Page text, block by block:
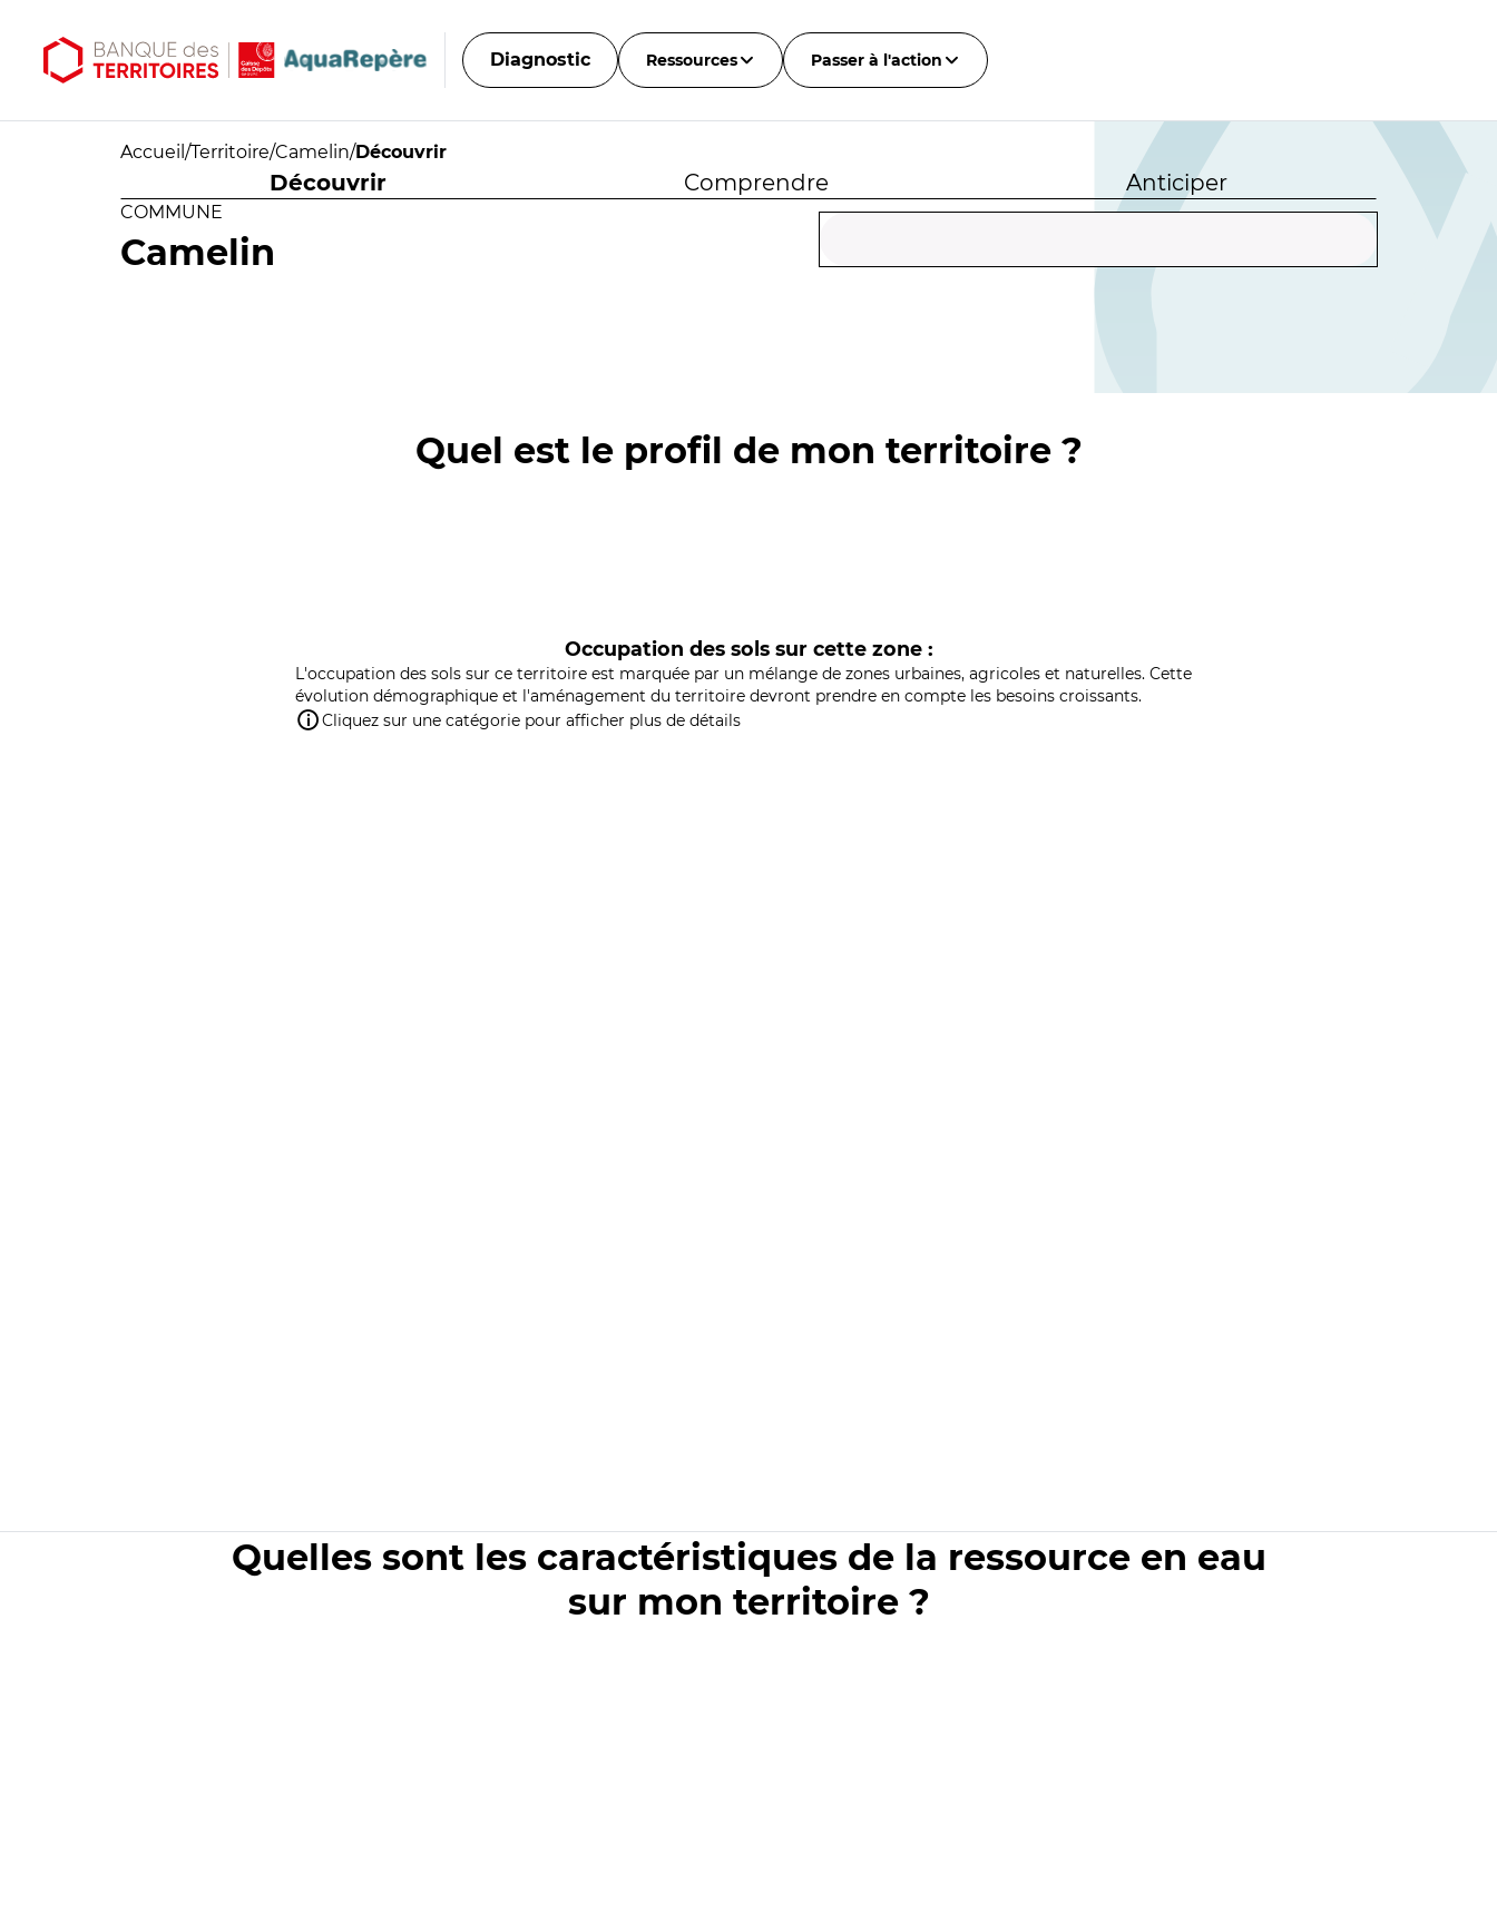
Diagnostic Ressources Passer à l'action
Accueil /Territoire/Camelin/Découvrir
Découvrir Comprendre Anticiper
COMMUNE
Camelin
Quel est le profil de mon territoire ?
Occupation des sols sur cette zone :
L'occupation des sols sur ce territoire est marquée par un mélange de zones urbaines, agricoles et naturelles. Cette
évolution démographique et l'aménagement du territoire devront prendre en compte les besoins croissants.
Cliquez sur une catégorie pour afficher plus de détails
Quelles sont les caractéristiques de la ressource en eau
sur mon territoire ?